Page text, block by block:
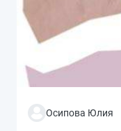
Осипова Юлия